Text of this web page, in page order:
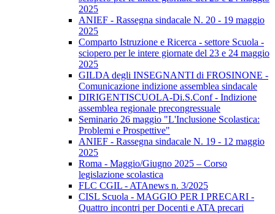
2025
ANIEF - Rassegna sindacale N. 20 - 19 maggio
2025
Comparto Istruzione e Ricerca - settore Scuola -
sciopero per le intere giornate del 23 e 24 maggio
2025
GILDA degli INSEGNANTI di FROSINONE -
Comunicazione indizione assemblea sindacale
DIRIGENTISCUOLA-Di.S.Conf - Indizione
assemblea regionale precongressuale
Seminario 26 maggio "L'Inclusione Scolastica:
Problemi e Prospettive"
ANIEF - Rassegna sindacale N. 19 - 12 maggio
2025
Roma - Maggio/Giugno 2025 – Corso
legislazione scolastica
FLC CGIL - ATAnews n. 3/2025
CISL Scuola - MAGGIO PER I PRECARI -
Quattro incontri per Docenti e ATA precari